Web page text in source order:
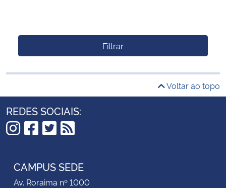
Filtrar
Voltar ao topo
REDES SOCIAIS:
Instagram
Facebook
Twitter
RSS
CAMPUS SEDE
Av. Roraima nº 1000